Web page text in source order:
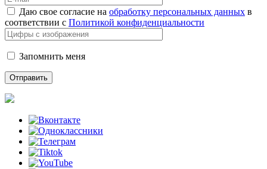
Даю свое согласие на обработку персональных данных в
соответствии с Политикой конфиденциальности
Запомнить меня